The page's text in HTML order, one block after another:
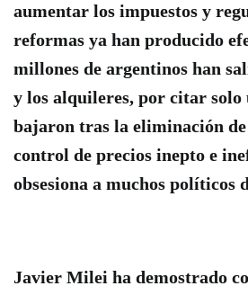
aumentar los impuestos y
reformas ya han producido
millones de argentinos han
y los alquileres, por citar solo
bajaron tras la eliminación
control de precios inepto e
obsesiona a muchos políticos
Javier Milei ha demostrado